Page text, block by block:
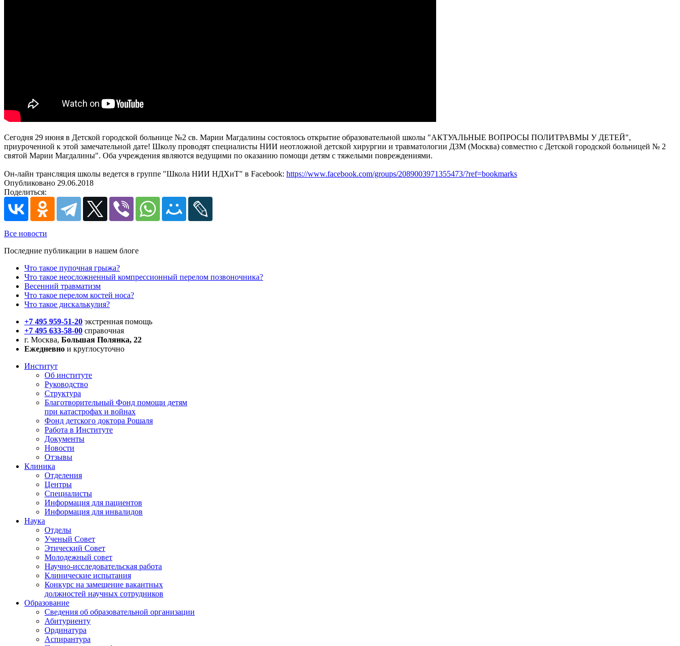
Сегодня 29 июня в Детской городской больнице №2 св. Марии Магдалины состоялось открытие образовательной школы "АКТУАЛЬНЫЕ ВОПРОСЫ ПОЛИТРАВМЫ У ДЕТЕЙ",
приуроченной к этой замечательной дате! Школу проводят специалисты НИИ неотложной детской хирургии и травматологии ДЗМ (Москва) совместно с Детской городской больницей № 2
святой Марии Магдалины". Оба учреждения являются ведущими по оказанию помощи детям с тяжелыми повреждениями.
Он-лайн трансляция школы ведется в группе "Школа НИИ НДХиТ" в Facebook: https://www.facebook.com/groups/2089003971355473/?ref=bookmarks
Опубликовано 29.06.2018
Поделиться:
Все новости
Последние публикации в нашем блоге
Что такое пупочная грыжа?
Что такое неосложненный компрессионный перелом позвоночника?
Весенний травматизм
Что такое перелом костей носа?
Что такое дискалькулия?
+7 495 959-51-20 экстренная помощь
+7 495 633-58-00 справочная
г. Москва, Большая Полянка, 22
Ежедневно и круглосуточно
Институт
Об институте
Руководство
Структура
Благотворительный Фонд помощи детям
при катастрофах и войнах
Фонд детского доктора Рошаля
Работа в Институте
Документы
Новости
Отзывы
Клиника
Отделения
Центры
Специалисты
Информация для пациентов
Информация для инвалидов
Наука
Отделы
Ученый Совет
Этический Совет
Молодежный совет
Научно-исследовательская работа
Клинические испытания
Конкурс на замещение вакантных
должностей научных сотрудников
Образование
Сведения об образовательной организации
Абитуриенту
Ординатура
Аспирантура